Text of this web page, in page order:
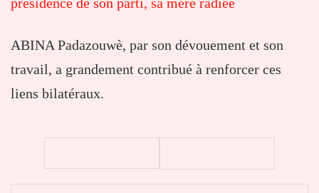
ABINA Padazouwè, par son dévouement et son
travail, a grandement contribué à renforcer ces
liens bilatéraux.